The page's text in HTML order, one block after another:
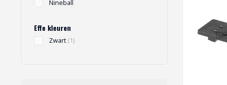
Nineball
Effe kleuren
Zwart (1)